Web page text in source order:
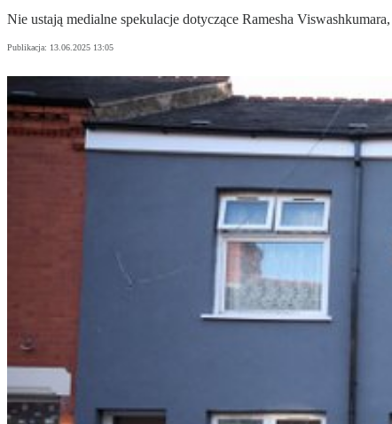
Nie ustają medialne spekulacje dotyczące Ramesha
Publikacja: 13.06.2025 13:05